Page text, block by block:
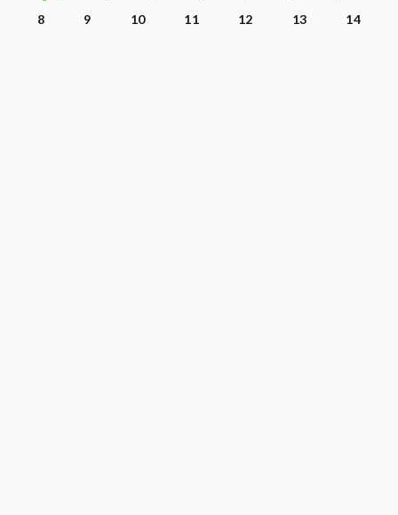
8
9 10 11 12 13 14